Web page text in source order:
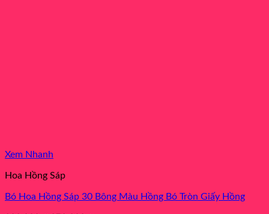
Xem Nhanh
Hoa Hồng Sáp
Bó Hoa Hồng Sáp 30 Bông Màu Hồng Bó Tròn Giấy Hồng